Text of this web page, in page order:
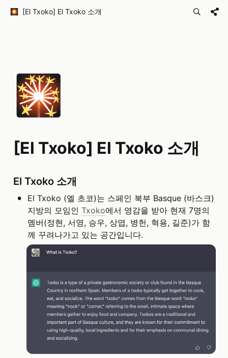
[El Txoko] El Txoko 소개
🎇
[El Txoko] El Txoko 소개
El Txoko 소개
•
El Txoko (엘 초코)는 스페인 북부 Basque (바스크)
지방의 모임인 Txoko에서 영감을 받아 현재 7명의
멤버(정현, 서영, 승우, 상엽, 병헌, 혁용, 길준)가 함
께 꾸려나가고 있는 공간입니다.